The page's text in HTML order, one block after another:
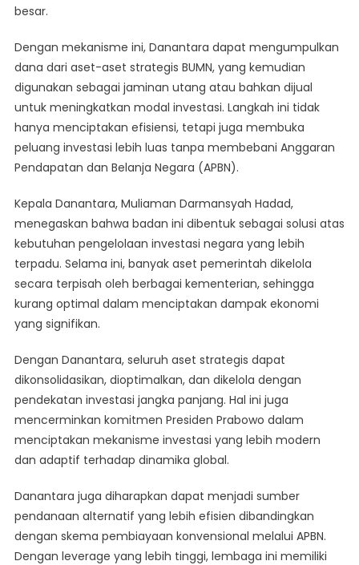
besar.
Dengan mekanisme ini, Danantara dapat mengumpulkan
dana dari aset-aset strategis BUMN, yang kemudian
digunakan sebagai jaminan utang atau bahkan dijual
untuk meningkatkan modal investasi. Langkah ini tidak
hanya menciptakan efisiensi, tetapi juga membuka
peluang investasi lebih luas tanpa membebani Anggaran
Pendapatan dan Belanja Negara (APBN).
Kepala Danantara, Muliaman Darmansyah Hadad,
menegaskan bahwa badan ini dibentuk sebagai solusi atas
kebutuhan pengelolaan investasi negara yang lebih
terpadu. Selama ini, banyak aset pemerintah dikelola
secara terpisah oleh berbagai kementerian, sehingga
kurang optimal dalam menciptakan dampak ekonomi
yang signifikan.
Dengan Danantara, seluruh aset strategis dapat
dikonsolidasikan, dioptimalkan, dan dikelola dengan
pendekatan investasi jangka panjang. Hal ini juga
mencerminkan komitmen Presiden Prabowo dalam
menciptakan mekanisme investasi yang lebih modern
dan adaptif terhadap dinamika global.
Danantara juga diharapkan dapat menjadi sumber
pendanaan alternatif yang lebih efisien dibandingkan
dengan skema pembiayaan konvensional melalui APBN.
Dengan leverage yang lebih tinggi, lembaga ini memiliki